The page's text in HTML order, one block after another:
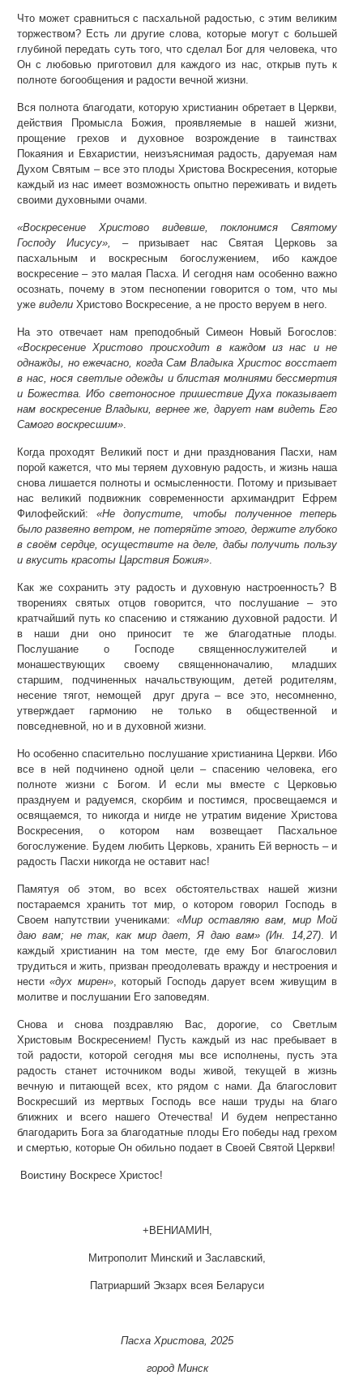
Что может сравниться с пасхальной радостью, с этим великим
торжеством? Есть ли другие слова, которые могут с большей
глубиной передать суть того, что сделал Бог для человека, что
Он с любовью приготовил для каждого из нас, открыв путь к
полноте богообщения и радости вечной жизни.
Вся полнота благодати, которую христианин обретает в Церкви,
действия Промысла Божия, проявляемые в нашей жизни,
прощение грехов и духовное возрождение в таинствах
Покаяния и Евхаристии, неизъяснимая радость, даруемая нам
Духом Святым – все это плоды Христова Воскресения, которые
каждый из нас имеет возможность опытно переживать и видеть
своими духовными очами.
«Воскресение Христово видевше, поклонимся Святому
Господу Иисусу», – призывает нас Святая Церковь за
пасхальным и воскресным богослужением, ибо каждое
воскресение – это малая Пасха. И сегодня нам особенно важно
осознать, почему в этом песнопении говорится о том, что мы
уже видели Христово Воскресение, а не просто веруем в него.
На это отвечает нам преподобный Симеон Новый Богослов:
«Воскресение Христово происходит в каждом из нас и не
однажды, но ежечасно, когда Сам Владыка Христос восстает
в нас, нося светлые одежды и блистая молниями бессмертия
и Божества. Ибо светоносное пришествие Духа показывает
нам воскресение Владыки, вернее же, дарует нам видеть Его
Самого воскресшим».
Когда проходят Великий пост и дни празднования Пасхи, нам
порой кажется, что мы теряем духовную радость, и жизнь наша
снова лишается полноты и осмысленности. Потому и призывает
нас великий подвижник современности архимандрит Ефрем
Филофейский:«Не допустите, чтобы полученное теперь
было развеяно ветром, не потеряйте этого, держите глубоко
в своём сердце, осуществите на деле, дабы получить пользу
и вкусить красоты Царствия Божия».
Как же сохранить эту радость и духовную настроенность? В
творениях святых отцов говорится, что послушание – это
кратчайший путь ко спасению и стяжанию духовной радости. И
в наши дни оно приносит те же благодатные плоды.
Послушание о Господе священнослужителей и
монашествующих своему священноначалию, младших
старшим, подчиненных начальствующим, детей родителям,
несение тягот, немощей друг друга – все это, несомненно,
утверждает гармонию не только в общественной и
повседневной, но и в духовной жизни.
Но особенно спасительно послушание христианина Церкви. Ибо
все в ней подчинено одной цели – спасению человека, его
полноте жизни с Богом. И если мы вместе с Церковью
празднуем и радуемся, скорбим и постимся, просвещаемся и
освящаемся, то никогда и нигде не утратим видение Христова
Воскресения, о котором нам возвещает Пасхальное
богослужение. Будем любить Церковь, хранить Ей верность – и
радость Пасхи никогда не оставит нас!
Памятуя об этом, во всех обстоятельствах нашей жизни
постараемся хранить тот мир, о котором говорил Господь в
Своем напутствии учениками: «Мир оставляю вам, мир Мой
даю вам; не так, как мир дает, Я даю вам» (Ин. 14,27). И
каждый христианин на том месте, где ему Бог благословил
трудиться и жить, призван преодолевать вражду и нестроения и
нести«дух мирен», который Господь дарует всем живущим в
молитве и послушании Его заповедям.
Снова и снова поздравляю Вас, дорогие, со Светлым
Христовым Воскресением! Пусть каждый из нас пребывает в
той радости, которой сегодня мы все исполнены, пусть эта
радость станет источником воды живой, текущей в жизнь
вечную и питающей всех, кто рядом с нами. Да благословит
Воскресший из мертвых Господь все наши труды на благо
ближних и всего нашего Отечества! И будем непрестанно
благодарить Бога за благодатные плоды Его победы над грехом
и смертью, которые Он обильно подает в Своей Святой Церкви!
Воистину Воскресе Христос!
+ВЕНИАМИН,
Митрополит Минский и Заславский,
Патриарший Экзарх всея Беларуси
Пасха Христова, 2025
город Минск